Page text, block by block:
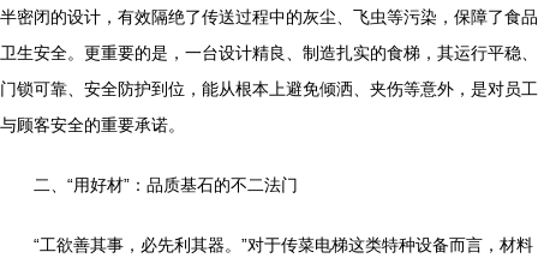
半密闭的设计，有效隔绝了传送过程中的灰尘、飞虫等污染，保障了食品
卫生安全。更重要的是，一台设计精良、制造扎实的食梯，其运行平稳、
门锁可靠、安全防护到位，能从根本上避免倾洒、夹伤等意外，是对员工
与顾客安全的重要承诺。
二、“用好材”：品质基石的不二法门
“工欲善其事，必先利其器。”对于传菜电梯这类特种设备而言，材料